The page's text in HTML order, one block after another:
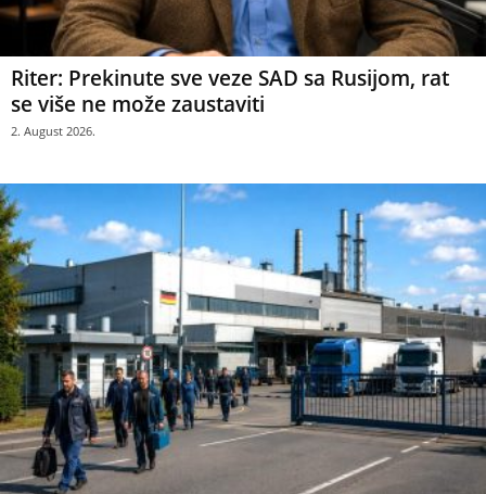
Riter: Prekinute sve veze SAD sa Rusijom, rat
se više ne može zaustaviti
2. August 2026.